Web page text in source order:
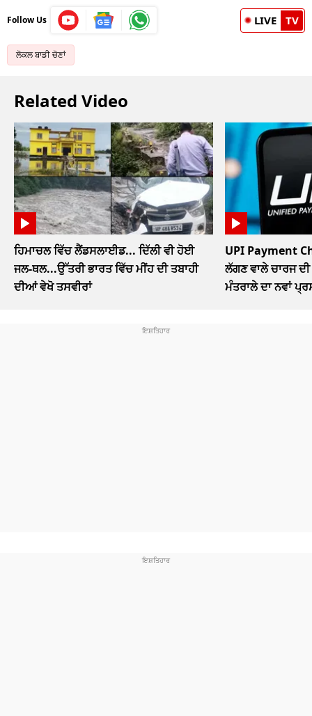
Follow Us LIVE TV
ਲੋਕਲ ਬਾਡੀ ਚੋਣਾਂ
Related Video
ਹਿਮਾਚਲ ਵਿੱਚ ਲੈਂਡਸਲਾਈਡ... ਦਿੱਲੀ ਵੀ ਹੋਈ
ਜਲ-ਥਲ...ਉੱਤਰੀ ਭਾਰਤ ਵਿੱਚ ਮੀਂਹ ਦੀ ਤਬਾਹੀ
ਦੀਆਂ ਵੇਖੋ ਤਸਵੀਰਾਂ
UPI Payment
ਲੱਗਣ ਵਾਲੇ ਚਾਰਜ
ਮੰਤਰਾਲੇ ਦਾ ਨਵਾਂ